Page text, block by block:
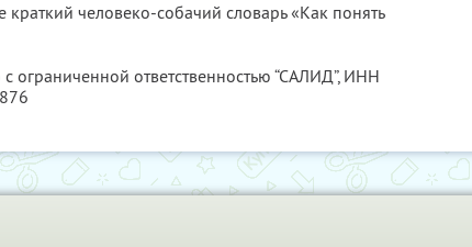
человеко-собачий словарь «Как понять
ограниченной ответственностью “САЛИД”, ИНН